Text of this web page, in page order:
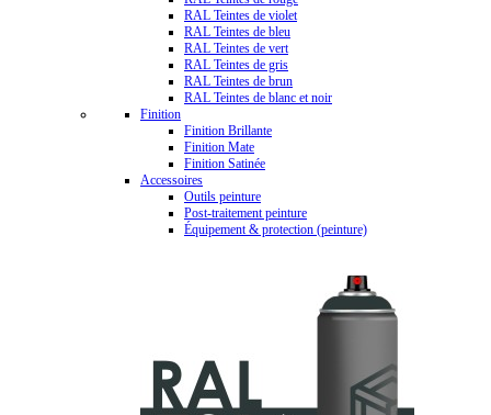
RAL Teintes de violet
RAL Teintes de bleu
RAL Teintes de vert
RAL Teintes de gris
RAL Teintes de brun
RAL Teintes de blanc et noir
Finition
Finition Brillante
Finition Mate
Finition Satinée
Accessoires
Outils peinture
Post-traitement peinture
Équipement & protection (peinture)